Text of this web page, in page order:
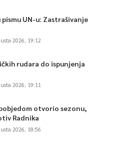
UN-u: Zastrašivanje
2026, 19:12
rudara do ispunjenja
2026, 19:11
otvorio sezonu,
Radnika
2026, 18:56